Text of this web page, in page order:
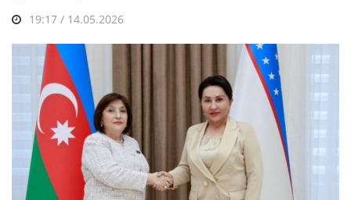
19:17 / 14.05.2026